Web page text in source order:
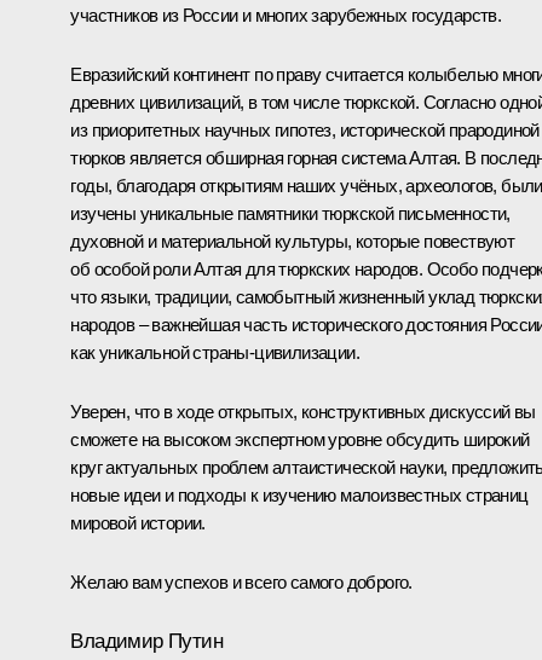
участников из России и многих зарубежных государств.
Евразийский континент по праву считается колыбелью
древних цивилизаций, в том числе тюркской. Согласно
из приоритетных научных гипотез, исторической прародиной
тюрков является обширная горная система Алтая. В
годы, благодаря открытиям наших учёных, археологов, были
изучены уникальные памятники тюркской письменности,
духовной и материальной культуры, которые повествуют
об особой роли Алтая для тюркских народов. Особо
что языки, традиции, самобытный жизненный уклад
народов – важнейшая часть исторического достояния
как уникальной страны-цивилизации.
Уверен, что в ходе открытых, конструктивных дискуссий вы
сможете на высоком экспертном уровне обсудить широкий
круг актуальных проблем алтаистической науки,
новые идеи и подходы к изучению малоизвестных страниц
мировой истории.
Желаю вам успехов и всего самого доброго.
Владимир Путин